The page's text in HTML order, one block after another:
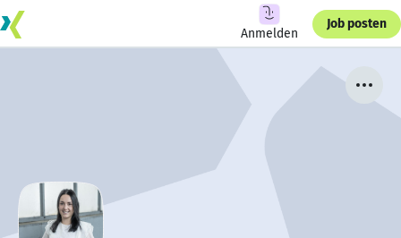
Anmelden
Job posten